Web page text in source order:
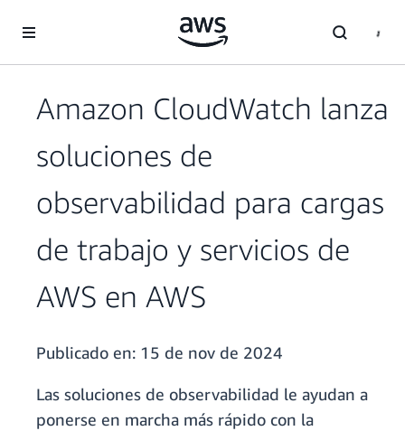
Amazon CloudWatch lanza
soluciones de
observabilidad para cargas
de trabajo y servicios de
AWS en AWS
Publicado en: 15 de nov de 2024
Las soluciones de observabilidad le ayudan a
ponerse en marcha más rápido con la